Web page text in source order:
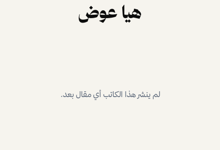
هيا عوض
لم ينشر هذا الكاتب أي مقال بعد.